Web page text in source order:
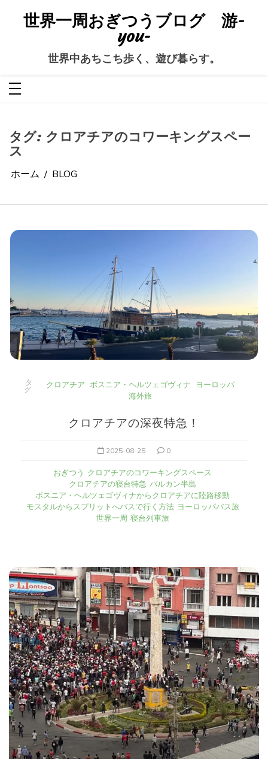
世界一周おぎつうブログ 游-
you-
世界中あちこち歩く、遊び暮らす。
タグ: クロアチアのコワーキングスペー
ス
ホーム BLOG
タ
グ:
クロアチア ボスニア・ヘルツェゴヴィナ
ヨーロッパ
海外旅
クロアチアの深夜特急！
2025-08-25 0
おぎつう クロアチアのコワーキングスペース
クロアチアの寝台特急 バルカン半島
ボスニア・ヘルツェゴヴィナからクロアチアに陸路移動
モスタルからスプリットへバスで行く方法 ヨーロッパバス旅
世界一周 寝台列車旅